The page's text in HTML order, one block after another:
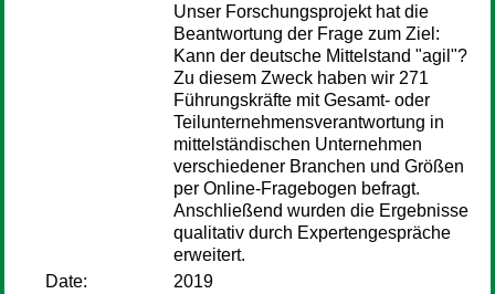
Unser Forschungsprojekt hat die
Beantwortung der Frage zum Ziel:
Kann der deutsche Mittelstand "agil"?
Zu diesem Zweck haben wir 271
Führungskräfte mit Gesamt- oder
Teilunternehmensverantwortung in
mittelständischen Unternehmen
verschiedener Branchen und Größen
per Online-Fragebogen befragt.
Anschließend wurden die Ergebnisse
qualitativ durch Expertengespräche
erweitert.
Date:
2019